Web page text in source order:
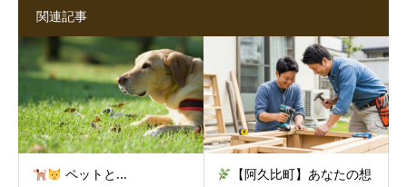
関連記事
ペットと...
【阿久比町】あなたの想